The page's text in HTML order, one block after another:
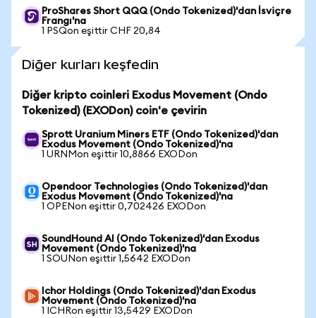
ProShares Short QQQ (Ondo Tokenized)'dan İsviçre
Frangı'na
1 PSQon eşittir CHF 20,84
Diğer kurları keşfedin
Diğer kripto coinleri Exodus Movement (Ondo
Tokenized) (EXODon) coin'e çevirin
Sprott Uranium Miners ETF (Ondo Tokenized)'dan
Exodus Movement (Ondo Tokenized)'na
1 URNMon eşittir 10,8866 EXODon
Opendoor Technologies (Ondo Tokenized)'dan
Exodus Movement (Ondo Tokenized)'na
1 OPENon eşittir 0,702426 EXODon
SoundHound AI (Ondo Tokenized)'dan Exodus
Movement (Ondo Tokenized)'na
1 SOUNon eşittir 1,5642 EXODon
Ichor Holdings (Ondo Tokenized)'dan Exodus
Movement (Ondo Tokenized)'na
1 ICHRon eşittir 13,5429 EXODon